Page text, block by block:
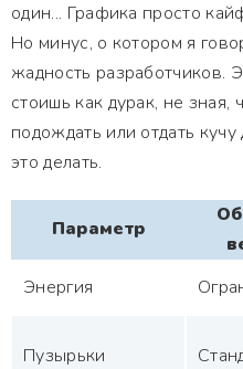
один... Графика просто
Но минус, о котором я
жадность разработчиков.
стоишь как дурак, не
подождать или отдать
это делать.
Параметр
Энергия
Пузырьки